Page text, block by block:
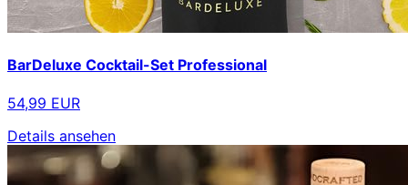
BarDeluxe Cocktail-Set Professional
54,99 EUR
Details ansehen